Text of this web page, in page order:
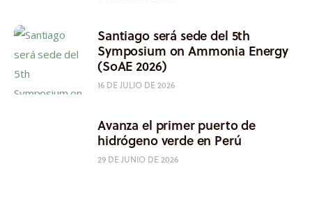
Santiago será sede del 5th
Symposium on Ammonia Energy
(SoAE 2026)
16 DE JULIO DE 2026
Avanza el primer puerto de
hidrógeno verde en Perú
29 DE JUNIO DE 2026